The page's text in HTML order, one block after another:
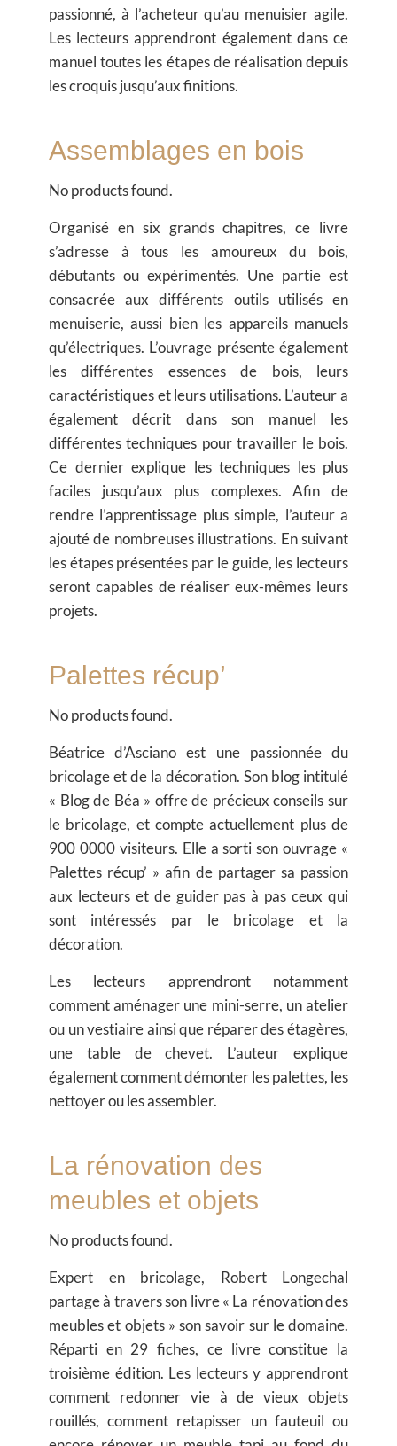
passionné, à l’acheteur qu’au menuisier agile.
Les lecteurs apprendront également dans ce
manuel toutes les étapes de réalisation depuis
les croquis jusqu’aux finitions.
Assemblages en bois
No products found.
Organisé en six grands chapitres, ce livre
s’adresse à tous les amoureux du bois,
débutants ou expérimentés. Une partie est
consacrée aux différents outils utilisés en
menuiserie, aussi bien les appareils manuels
qu’électriques. L’ouvrage présente également
les différentes essences de bois, leurs
caractéristiques et leurs utilisations. L’auteur a
également décrit dans son manuel les
différentes techniques pour travailler le bois.
Ce dernier explique les techniques les plus
faciles jusqu’aux plus complexes. Afin de
rendre l’apprentissage plus simple, l’auteur a
ajouté de nombreuses illustrations. En suivant
les étapes présentées par le guide, les lecteurs
seront capables de réaliser eux-mêmes leurs
projets.
Palettes récup’
No products found.
Béatrice d’Asciano est une passionnée du
bricolage et de la décoration. Son blog intitulé
« Blog de Béa » offre de précieux conseils sur
le bricolage, et compte actuellement plus de
900 0000 visiteurs. Elle a sorti son ouvrage «
Palettes récup’ » afin de partager sa passion
aux lecteurs et de guider pas à pas ceux qui
sont intéressés par le bricolage et la
décoration.
Les lecteurs apprendront notamment
comment aménager une mini-serre, un atelier
ou un vestiaire ainsi que réparer des étagères,
une table de chevet. L’auteur explique
également comment démonter les palettes, les
nettoyer ou les assembler.
La rénovation des
meubles et objets
No products found.
Expert en bricolage, Robert Longechal
partage à travers son livre « La rénovation des
meubles et objets » son savoir sur le domaine.
Réparti en 29 fiches, ce livre constitue la
troisième édition. Les lecteurs y apprendront
comment redonner vie à de vieux objets
rouillés, comment retapisser un fauteuil ou